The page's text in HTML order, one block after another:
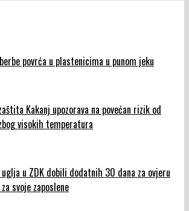
povrća u plastenicima u punom jeku
Kakanj upozorava na povećan rizik od
visokih temperatura
u ZDK dobili dodatnih 30 dana za ovjeru
svoje zaposlene